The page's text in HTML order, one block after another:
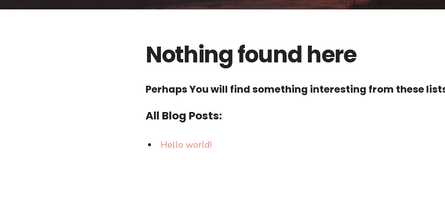
Nothing found here
Perhaps You will find something interesting from these
All Blog Posts:
Hello world!